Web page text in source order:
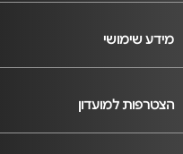
מידע שימושי
הצטרפות למועדון